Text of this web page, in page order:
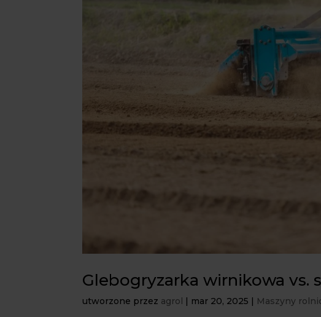
Glebogryzarka wirnikowa vs.
utworzone przez agrol mar 20, 2025 Maszyny